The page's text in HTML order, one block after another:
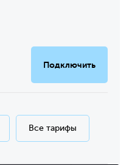
Подключить
Все тарифы